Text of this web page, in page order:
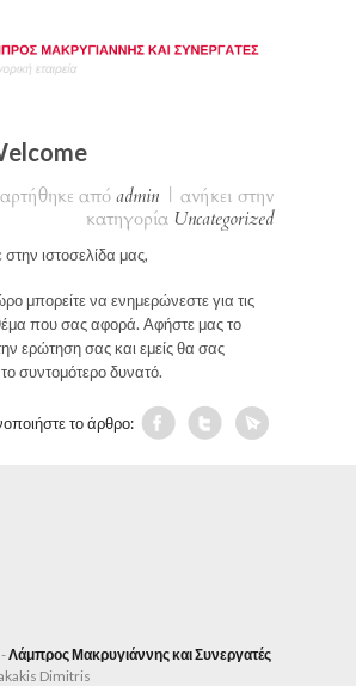
από admin
ανήκει στην
κατηγορία Uncategorized
ιστοσελίδα μας,
μπορείτε να ενημερώνεστε για τις
θέμα που σας αφορά. Αφήστε μας το
ερώτηση σας και εμείς θα σας
συντομότερο δυνατό.
το άρθρο:
Λάμπρος Μακρυγιάννης και Συνεργατές
Dimitris